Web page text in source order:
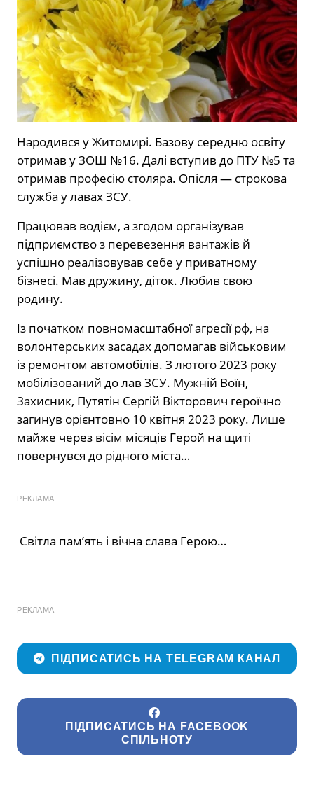
Народився у Житомирі. Базову середню освіту
отримав у ЗОШ №16. Далі вступив до ПТУ №5 та
отримав професію столяра. Опісля — строкова
служба у лавах ЗСУ.
Працював водієм, а згодом організував
підприємство з перевезення вантажів й
успішно реалізовував себе у приватному
бізнесі. Мав дружину, діток. Любив свою
родину.
Із початком повномасштабної агресії рф, на
волонтерських засадах допомагав військовим
із ремонтом автомобілів. З лютого 2023 року
мобілізований до лав ЗСУ. Мужній Воїн,
Захисник, Путятін Сергій Вікторович героїчно
загинув орієнтовно 10 квітня 2023 року. Лише
майже через вісім місяців Герой на щиті
повернувся до рідного міста…
РЕКЛАМА
Світла пам’ять і вічна слава Герою…
РЕКЛАМА
ПІДПИСАТИСЬ НА TELEGRAM КАНАЛ
ПІДПИСАТИСЬ НА FACEBOOK
СПІЛЬНОТУ